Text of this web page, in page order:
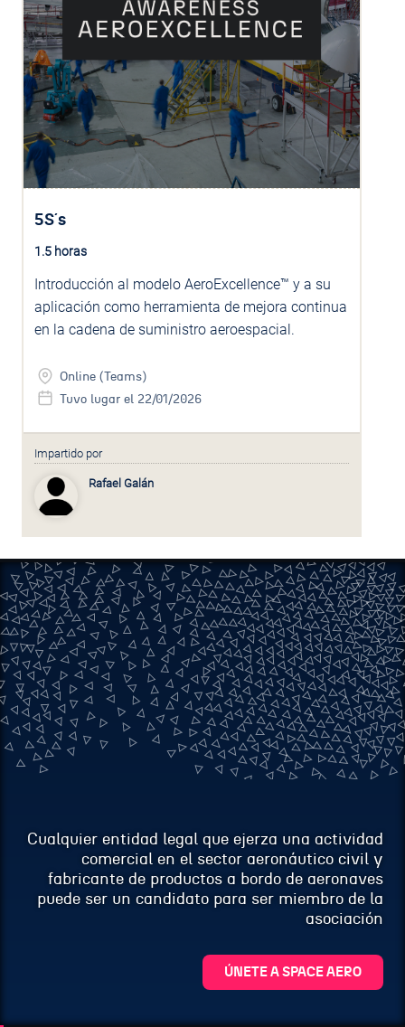
5S´s
1.5 horas
Introducción al modelo AeroExcellence™ y a su
aplicación como herramienta de mejora continua
en la cadena de suministro aeroespacial.
Online (Teams)
Tuvo lugar el 22/01/2026
Impartido por
Rafael Galán
Cualquier entidad legal que ejerza una actividad
comercial en el sector aeronáutico civil y
fabricante de productos a bordo de aeronaves
puede ser un candidato para ser miembro de la
asociación
ÚNETE A SPACE AERO